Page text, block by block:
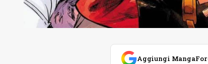
Aggiungi